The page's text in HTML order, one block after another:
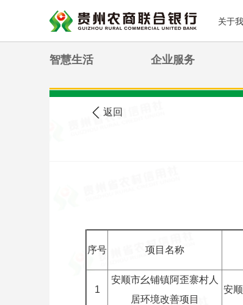
关于
智慧生活 企业服务
您现在的位置: 农信公告
返回
序号 项目名称
1
安顺市幺铺镇阿歪寨村人
居环境改善项目
安